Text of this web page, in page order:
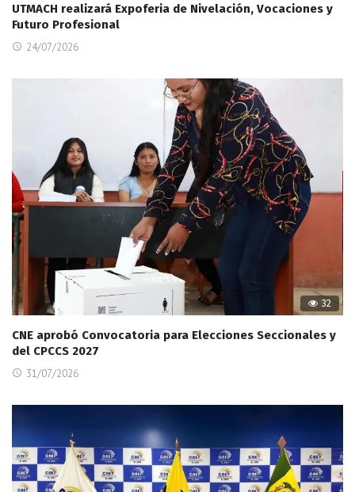
UTMACH realizará Expoferia de Nivelación, Vocaciones y
Futuro Profesional
24/07/2026
32
CNE aprobó Convocatoria para Elecciones Seccionales y
del CPCCS 2027
31/07/2026